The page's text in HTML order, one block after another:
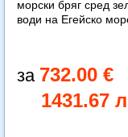
морски бряг сред
води на Егейско
732.00 €
1431.67